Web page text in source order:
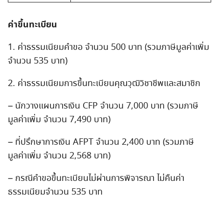
ค่าขึ้นทะเบียน
1. ค่าธรรมเนียมคำขอ จำนวน 500 บาท (รวมภาษีมูลค่าเพิ่ม
จำนวน 535 บาท)
2. ค่าธรรมเนียมการขึ้นทะเบียนคุณวุฒิวิชาชีพและสมาชิก
– นักวางแผนการเงิน CFP จำนวน 7,000 บาท (รวมภาษี
มูลค่าเพิ่ม จำนวน 7,490 บาท)
– ที่ปรึกษาการเงิน AFPT จำนวน 2,400 บาท (รวมภาษี
มูลค่าเพิ่ม จำนวน 2,568 บาท)
– กรณีคำขอขึ้นทะเบียนไม่ผ่านการพิจารณา ไม่คืนค่า
ธรรมเนียมจำนวน 535 บาท